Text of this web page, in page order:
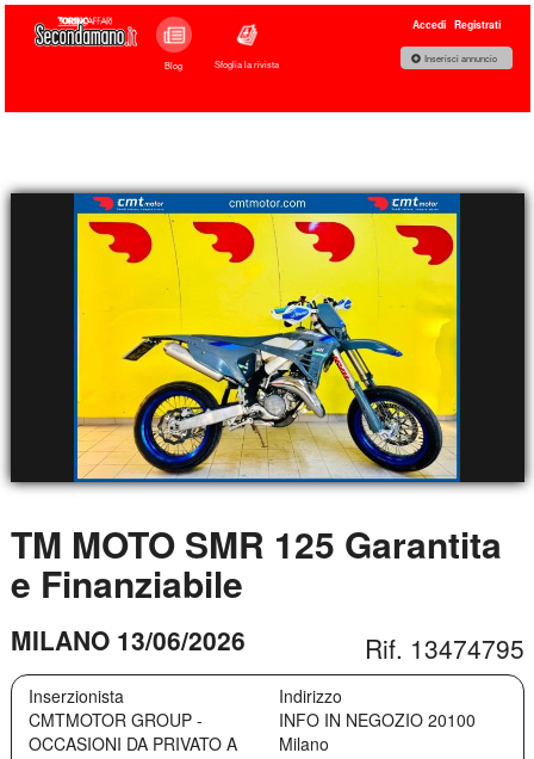
Blog Sfoglia la rivista
Accedi Registrati
Inserisci annuncio
TM MOTO SMR 125 Garantita
e Finanziabile
MILANO 13/06/2026 Rif. 13474795
Inserzionista
CMTMOTOR GROUP -
OCCASIONI DA PRIVATO A
Indirizzo
INFO IN NEGOZIO 20100
Milano